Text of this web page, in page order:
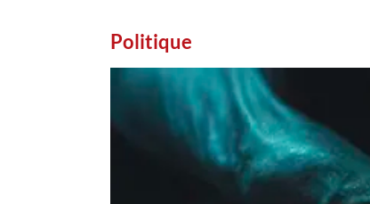
Politique